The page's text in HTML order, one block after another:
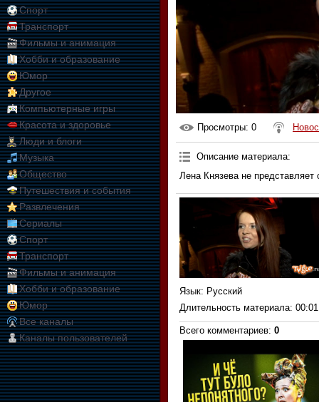
Спорт
Транспорт
Фильмы и анимация
Хобби и образование
Юмор
Другое
Компьютерные игры
Красота и здоровье
Люди и блоги
Музыка
Общество
Путешествия и события
Развлечения
Сериалы
Спорт
Транспорт
Фильмы и анимация
Хобби и образование
Юмор
Все каналы
Каналы пользователей
Просмотры: 0
Описание материала:
Лена Князева не представляет
Язык: Русский
Длительность материала:
Всего комментариев: 0